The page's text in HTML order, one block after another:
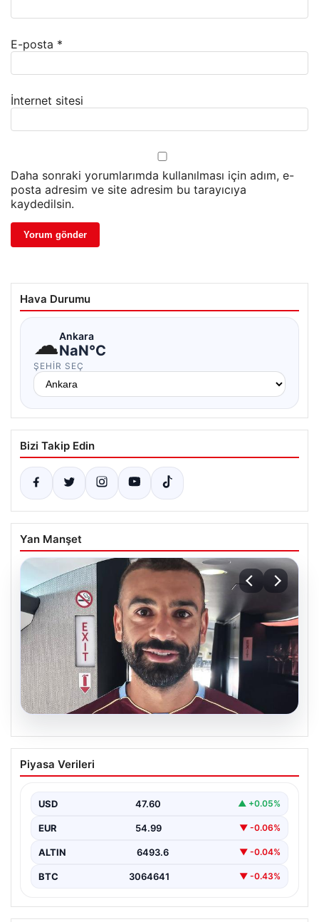
E-posta *
İnternet sitesi
Daha sonraki yorumlarımda kullanılması için adım, e-
posta adresim ve site adresim bu tarayıcıya
kaydedilsin.
Hava Durumu
☁Ankara
NaN°C
ŞEHIR SEÇ
Bizi Takip Edin
Yan Manşet
Mohamed Salah daha maça çıkmadan
Victor Osimhen’i solladı!
Piyasa Verileri
USD 47.60 ▲ +0.05%
EUR 54.99 ▼ -0.06%
ALTIN 6493.6 ▼ -0.04%
BTC 3064641 ▼ -0.43%